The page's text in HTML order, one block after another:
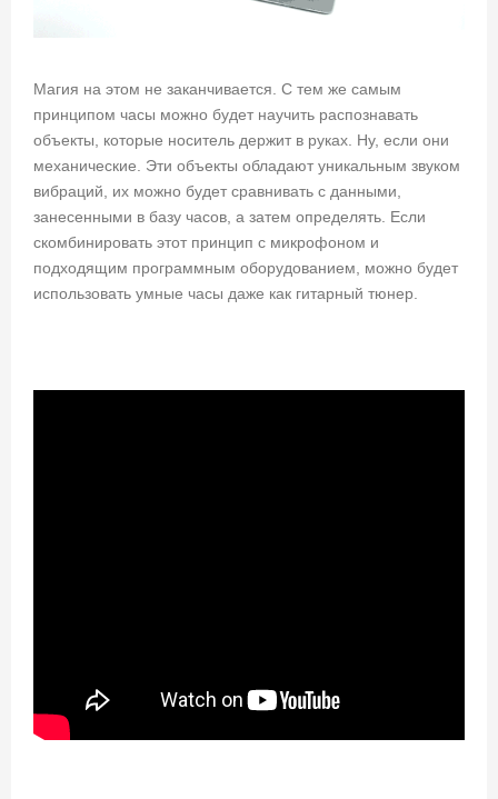
Магия на этом не заканчивается. С тем же самым
принципом часы можно будет научить распознавать
объекты, которые носитель держит в руках. Ну, если они
механические. Эти объекты обладают уникальным звуком
вибраций, их можно будет сравнивать с данными,
занесенными в базу часов, а затем определять. Если
скомбинировать этот принцип с микрофоном и
подходящим программным оборудованием, можно будет
использовать умные часы даже как гитарный тюнер.